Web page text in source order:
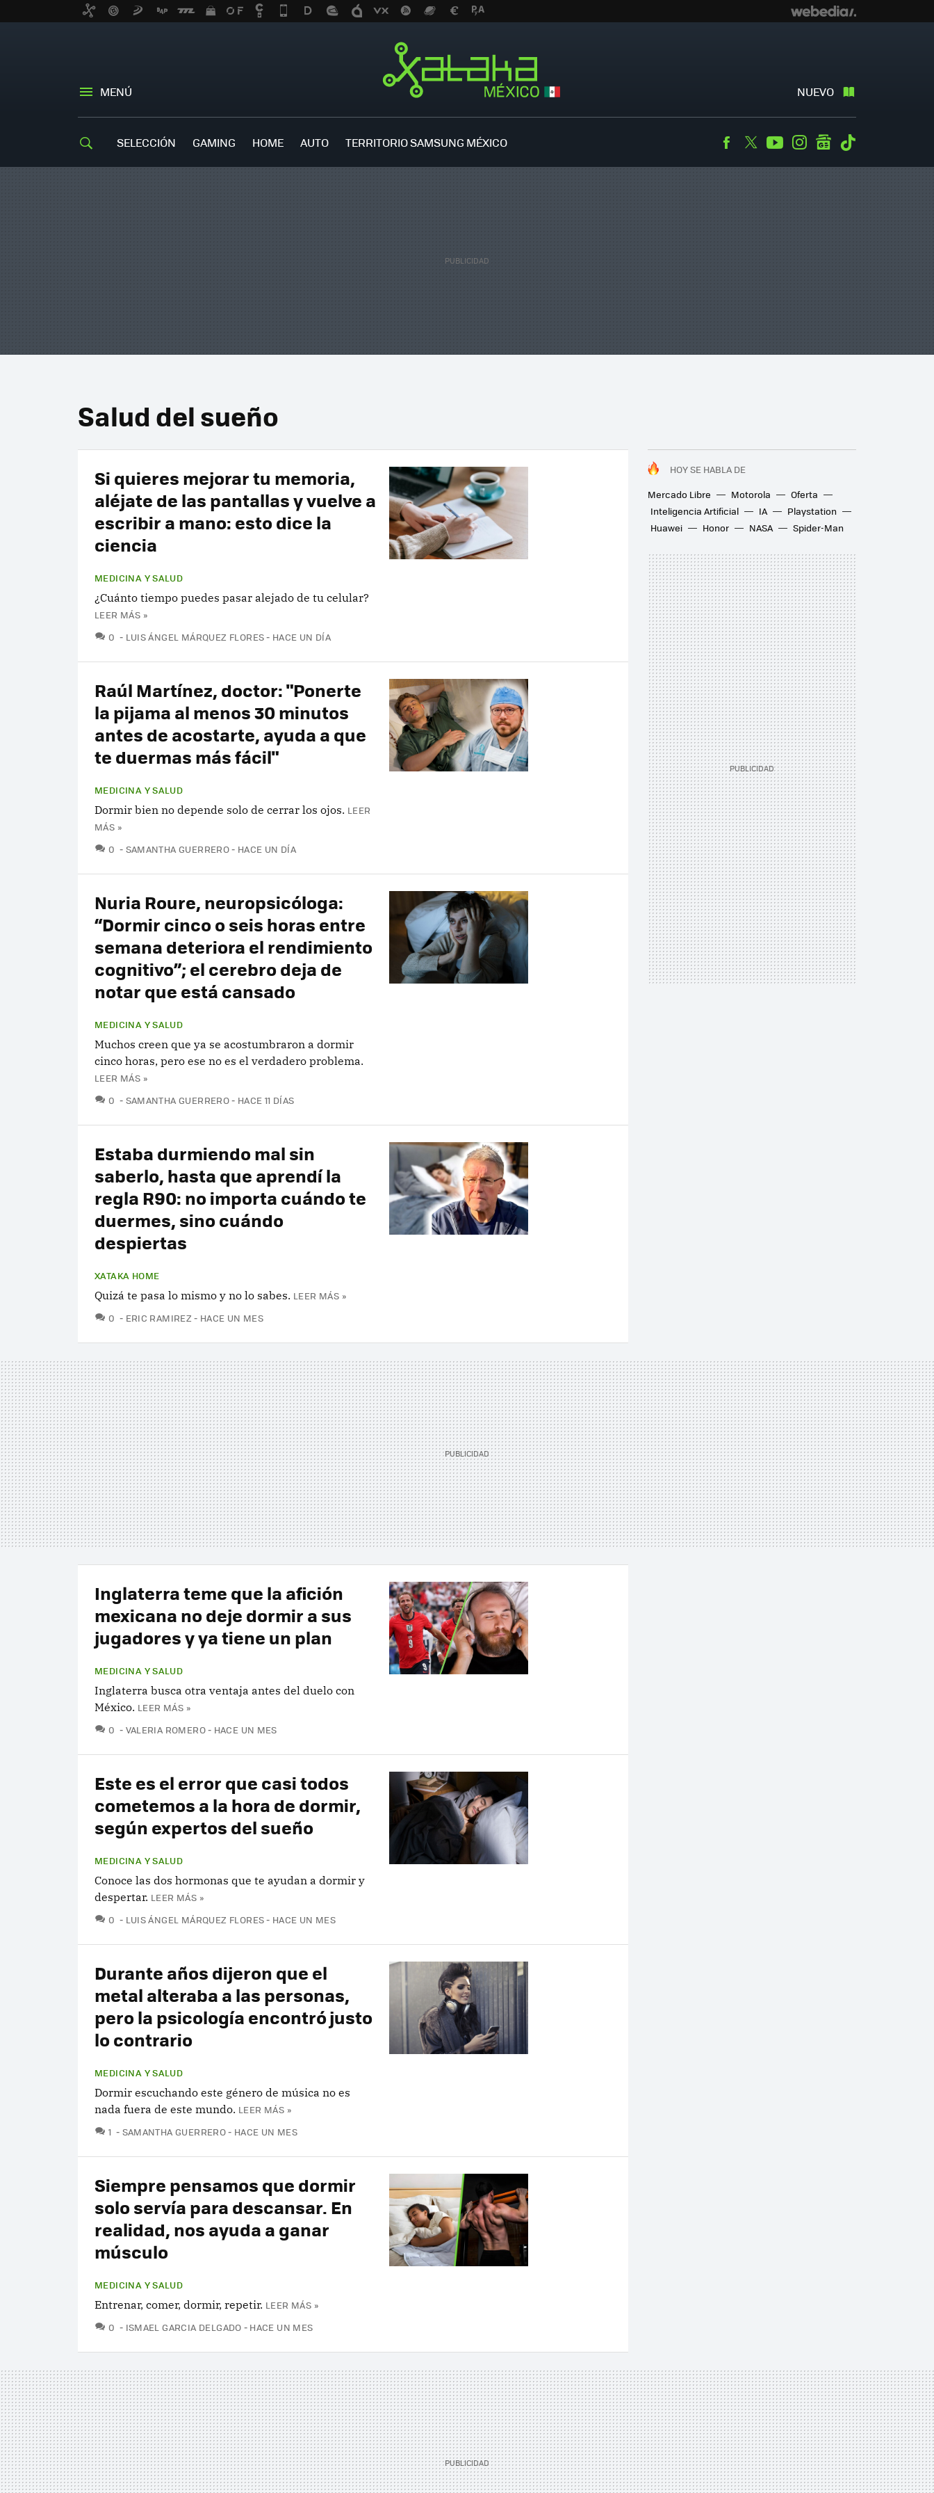
MENÚ NUEVO
SELECCIÓN GAMING HOME AUTO TERRITORIO SAMSUNG MÉXICO Facebook
TwitterYoutubeInstagramgooglenews
Salud del sueño
HOY SE HABLA DE
Mercado Libre
Motorola
Oferta
Inteligencia Artificial
IA
Playstation
Huawei
Honor NASA Spider-Man
Si quieres mejorar tu memoria,
aléjate de las pantallas y vuelve a
escribir a mano: esto dice la
ciencia
MEDICINA Y SALUD
¿Cuánto tiempo puedes pasar alejado de tu celular?
LEER MÁS »
0 COMENTARIOS
LUIS ÁNGEL MÁRQUEZ FLORES HACE UN DÍA
Raúl Martínez, doctor: "Ponerte
la pijama al menos 30 minutos
antes de acostarte, ayuda a que
te duermas más fácil"
MEDICINA Y SALUD
Dormir bien no depende solo de cerrar los ojos. LEER
MÁS »
0 COMENTARIOS
SAMANTHA GUERRERO HACE UN DÍA
Nuria Roure, neuropsicóloga:
“Dormir cinco o seis horas entre
semana deteriora el rendimiento
cognitivo”; el cerebro deja de
notar que está cansado
MEDICINA Y SALUD
Muchos creen que ya se acostumbraron a dormir
cinco horas, pero ese no es el verdadero problema.
LEER MÁS »
0 COMENTARIOS
SAMANTHA GUERRERO HACE 11 DÍAS
Estaba durmiendo mal sin
saberlo, hasta que aprendí la
regla R90: no importa cuándo te
duermes, sino cuándo
despiertas
XATAKA HOME
Quizá te pasa lo mismo y no lo sabes. LEER MÁS »
0 COMENTARIOS
ERIC RAMIREZ HACE UN MES
Inglaterra teme que la afición
mexicana no deje dormir a sus
jugadores y ya tiene un plan
MEDICINA Y SALUD
Inglaterra busca otra ventaja antes del duelo con
México. LEER MÁS »
0 COMENTARIOS
VALERIA ROMERO HACE UN MES
Este es el error que casi todos
cometemos a la hora de dormir,
según expertos del sueño
MEDICINA Y SALUD
Conoce las dos hormonas que te ayudan a dormir y
despertar. LEER MÁS »
0 COMENTARIOS
LUIS ÁNGEL MÁRQUEZ FLORES HACE UN MES
Durante años dijeron que el
metal alteraba a las personas,
pero la psicología encontró justo
lo contrario
MEDICINA Y SALUD
Dormir escuchando este género de música no es
nada fuera de este mundo. LEER MÁS »
1 COMENTARIOS
SAMANTHA GUERRERO HACE UN MES
Siempre pensamos que dormir
solo servía para descansar. En
realidad, nos ayuda a ganar
músculo
MEDICINA Y SALUD
Entrenar, comer, dormir, repetir. LEER MÁS »
0 COMENTARIOS
ISMAEL GARCIA DELGADO HACE UN MES